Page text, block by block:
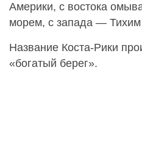
Америки, с востока
морем, с запада —
Название Коста-Рики
«богатый берег».